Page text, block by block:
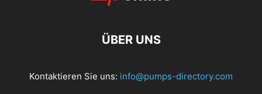
ÜBER UNS
Kontaktieren Sie uns: info@pumps-directory.com